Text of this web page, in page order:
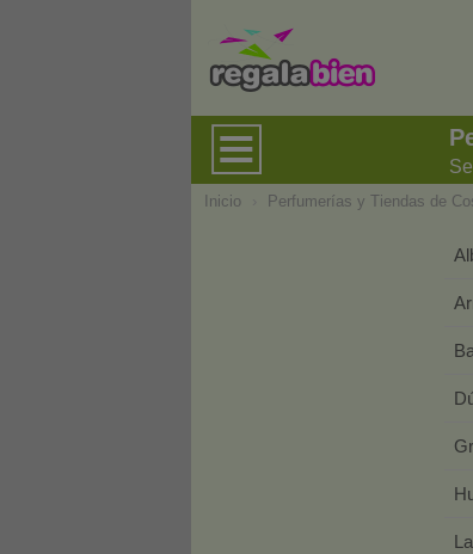
Inicio Perfumerías y Tiendas de